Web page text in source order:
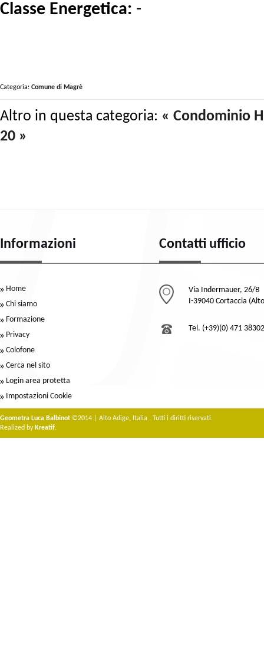
Classe Energetica: -
Categoria: Comune di Magrè
Altro in questa categoria: « Condominio
20 »
Informazioni
Home
Chi siamo
Formazione
Privacy
Colofone
Cerca nel sito
Login area protetta
Impostazioni Cookie
Contatti ufficio
Via Indermauer, 26/B
I-39040 Cortaccia
Tel. (+39)(0) 471
Geometra Luca Balbinot ©2014 | Alto Adige, Italia . Tutti i diritti riservati.
Realized by Kreatif.